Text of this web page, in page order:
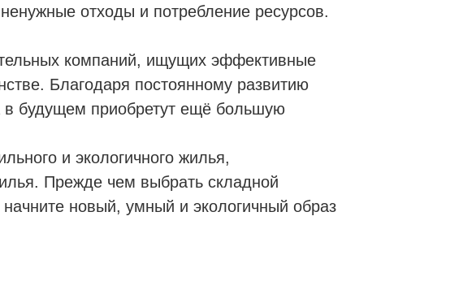
отходы и потребление ресурсов.
компаний, ищущих эффективные
Благодаря постоянному развитию
в будущем приобретут ещё большую
и экологичного жилья,
Прежде чем выбрать складной
новый, умный и экологичный образ